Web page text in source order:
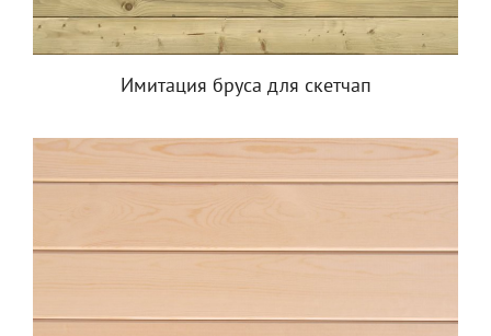
Имитация бруса для скетчап